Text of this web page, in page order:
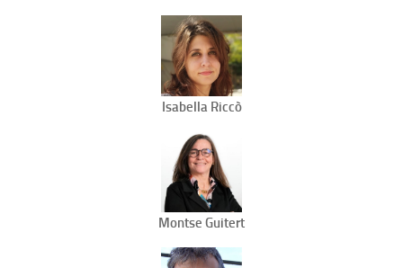
Isabella Riccò
Montse Guitert